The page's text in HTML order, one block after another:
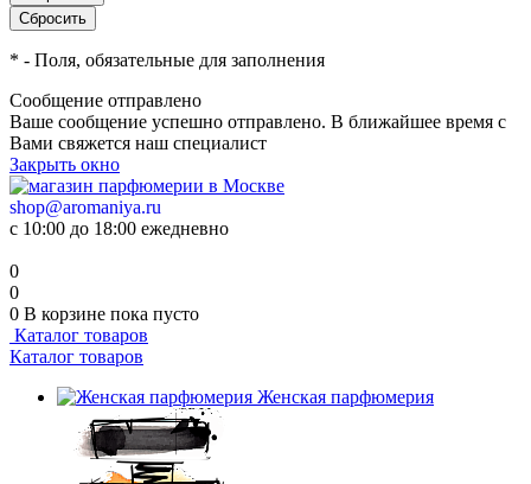
* - Поля, обязательные для заполнения
Сообщение отправлено
Ваше сообщение успешно отправлено. В ближайшее время с
Вами свяжется наш специалист
Закрыть окно
shop@aromaniya.ru
с 10:00 до 18:00 ежедневно
0
0
0 В корзине пока пусто
Каталог товаров
Каталог товаров
Женская парфюмерия